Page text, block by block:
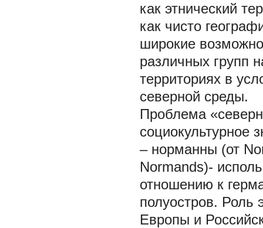
как этнический
как чисто
широкие
различных групп
территориях в
северной среды.
Проблема
социокультурное
– норманны (от
Normands)-
отношению к
полуостров. Роль
Европы и